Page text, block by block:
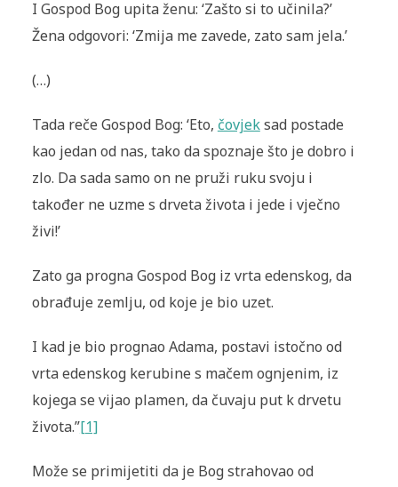
I Gospod Bog upita ženu: ‘Zašto si to učinila?’
Žena odgovori: ‘Zmija me zavede, zato sam jela.’
(…)
Tada reče Gospod Bog: ‘Eto, čovjeksad postade
kao jedan od nas, tako da spoznaje što je dobro i
zlo. Da sada samo on ne pruži ruku svoju i
također ne uzme s drveta života i jede i vječno
živi!’
Zato ga progna Gospod Bog iz vrta edenskog, da
obrađuje zemlju, od koje je bio uzet.
I kad je bio prognao Adama, postavi istočno od
vrta edenskog kerubine s mačem ognjenim, iz
kojega se vijao plamen, da čuvaju put k drvetu
života.”[1]
Može se primijetiti da je Bog strahovao od